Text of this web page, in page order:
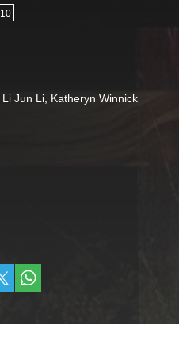
10
Li Jun Li Katheryn Winnick